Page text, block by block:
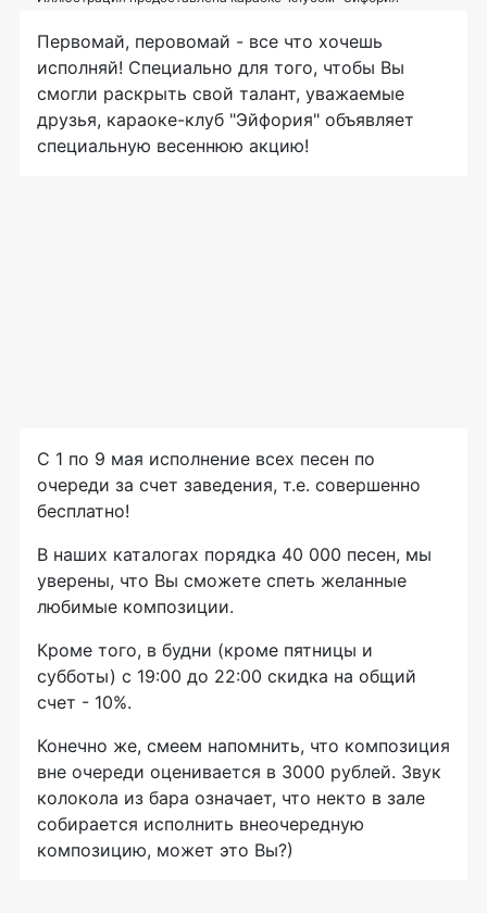
Первомай, перовомай - все что хочешь
исполняй! Специально для того, чтобы Вы
смогли раскрыть свой талант, уважаемые
друзья, караоке-клуб "Эйфория" объявляет
специальную весеннюю акцию!
С 1 по 9 мая исполнение всех песен по
очереди за счет заведения, т.е. совершенно
бесплатно!
В наших каталогах порядка 40 000 песен, мы
уверены, что Вы сможете спеть желанные
любимые композиции.
Кроме того, в будни (кроме пятницы и
субботы) с 19:00 до 22:00 скидка на общий
счет - 10%.
Конечно же, смеем напомнить, что композиция
вне очереди оценивается в 3000 рублей. Звук
колокола из бара означает, что некто в зале
собирается исполнить внеочередную
композицию, может это Вы?)